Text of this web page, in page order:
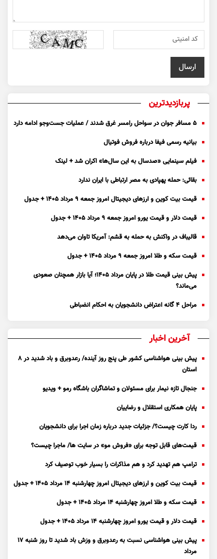
پربازدیدترین
۵ مسافر جوان در سواحل رامسر غرق شدند / عملیات جست‌و‌جو ادامه دارد
بیانیه رسمی فیفا درباره فروش فوتیال
فیلم سینمایی «صدسال به این سال‌ها» اکران شد + لینک
بقائی: حمله پهپادی به مصر ارتباطی با ایران ندارد
قیمت بیت کوین و ارز‌های دیجیتال امروز جمعه ۹ مرداد ۱۴۰۵ + جدول
قیمت دلار و قیمت یورو امروز جمعه ۹ مرداد ۱۴۰۵ + جدول
قالیباف در واکنش به حمله به قشم: آمریکا تاوان می‌دهد
قیمت سکه و طلا امروز جمعه ۹ مرداد ۱۴۰۵ + جدول
پیش بینی قیمت طلا در پایان مرداد 1405؛ آیا بازار همچنان صعودی
می‌ماند؟
مراحل ۴ گانه اعتراض دانشجویان به احکام انضباطی
آخرین اخبار
پیش بینی هواشناسی کشور طی پنج روز آینده/ رعدوبرق و باد شدید در ۸
استان
جنجال تازه نیمار برای مسئولان و تماشاگران باشگاه رمو + ویدیو
پایان همکاری استقلال و رضاییان
ردا کارت چیست؟/ جزئیات جدید درباره زمان اجرا برای دانشجویان
قیمت‌های قابل توجه برای «فروش مو» در سایت ها/ ماجرا چیست؟
ترامپ هم تهدید کرد و هم مذاکرات را بسیار خوب توصیف کرد
قیمت بیت کوین و ارز‌های دیجیتال امروز چهارشنبه ۱۴ مرداد ۱۴۰۵ + جدول
قیمت سکه و طلا امروز چهارشنبه ۱۴ مرداد ۱۴۰۵ + جدول
قیمت دلار و قیمت یورو امروز چهارشنبه ۱۴ مرداد ۱۴۰۵ + جدول
پیش بینی هواشناسی نسبت به رعدوبرق و وزش باد شدید تا روز شنبه ۱۷
مرداد